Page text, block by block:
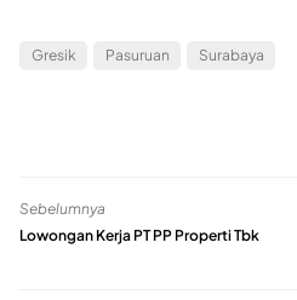
Gresik Pasuruan Surabaya
Sebelumnya
Lowongan Kerja PT PP Properti Tbk